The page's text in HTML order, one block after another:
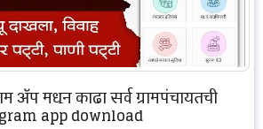
ॲप मधून काढा सर्व ग्रामपंचायतची
app download